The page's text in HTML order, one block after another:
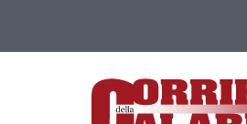
Lamezia Terme (CZ)
responsabile Paola Militano |